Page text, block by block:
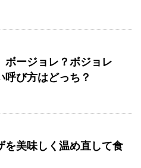
ボージョレ？ボジョレ
呼び方はどっち？
を美味しく温め直して食